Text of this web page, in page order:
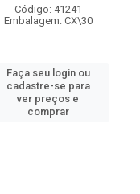
Código: 41241
Embalagem: CX\30
Faça seu login ou
cadastre-se para
ver preços e
comprar